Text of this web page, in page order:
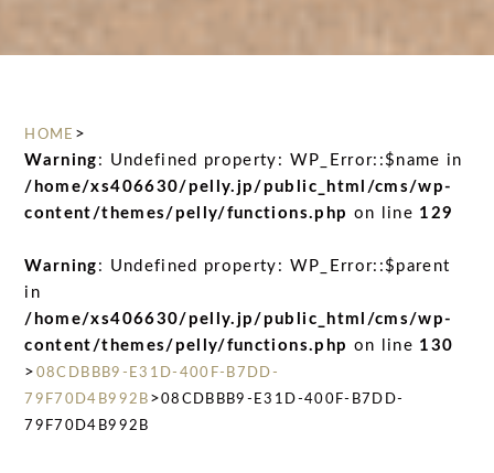
HOME >
Warning : Undefined property: WP_Error::$name in
/home/xs406630/pelly.jp/public_html/cms/wp-
content/themes/pelly/functions.php on line 129
Warning : Undefined property: WP_Error::$parent
in
/home/xs406630/pelly.jp/public_html/cms/wp-
content/themes/pelly/functions.php on line 130
> 08CDBBB9-E31D-400F-B7DD-
79F70D4B992B >08CDBBB9-E31D-400F-B7DD-
79F70D4B992B